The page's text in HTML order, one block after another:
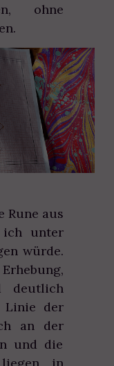
ohne
Rune aus
ich unter
würde.
deutlich
Linie der
an der
und die